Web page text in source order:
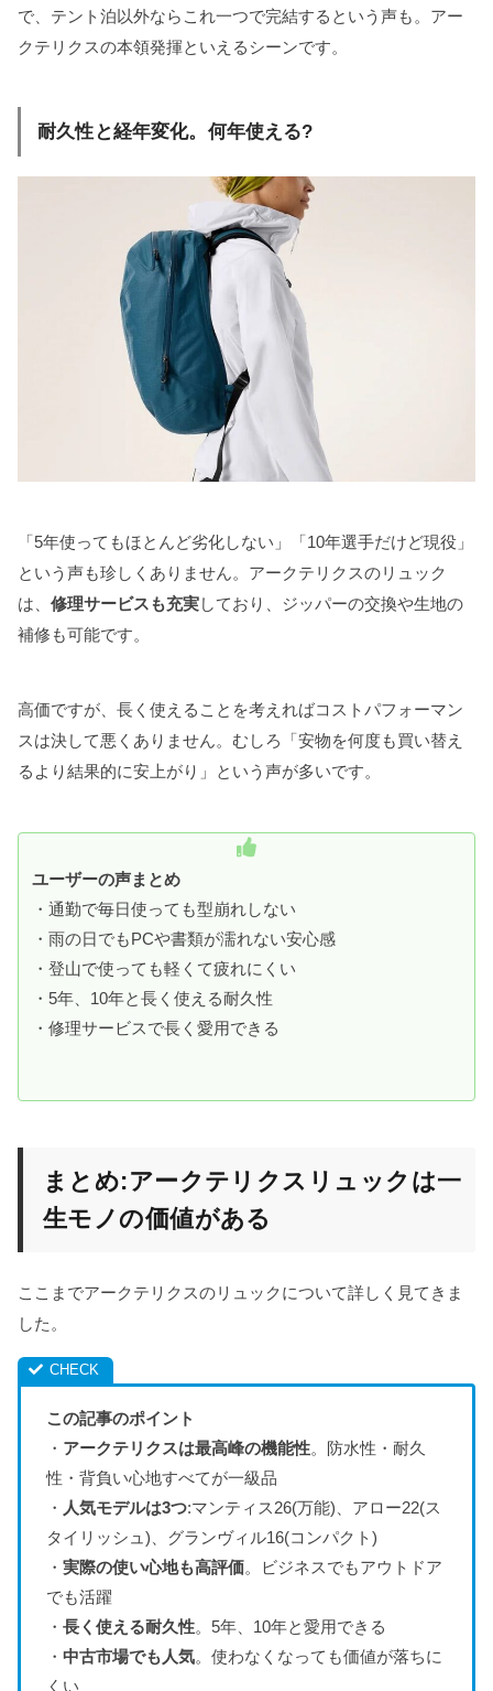
で、テント泊以外ならこれ一つで完結するという声も。アー
クテリクスの本領発揮といえるシーンです。
耐久性と経年変化。何年使える?
「5年使ってもほとんど劣化しない」「10年選手だけど現役」
という声も珍しくありません。アークテリクスのリュック
は、 修理サービスも充実しており、ジッパーの交換や生地の
補修も可能です。
高価ですが、長く使えることを考えればコストパフォーマン
スは決して悪くありません。むしろ「安物を何度も買い替え
るより結果的に安上がり」という声が多いです。
ユーザーの声まとめ
・通勤で毎日使っても型崩れしない
・雨の日でもPCや書類が濡れない安心感
・登山で使っても軽くて疲れにくい
・5年、10年と長く使える耐久性
・修理サービスで長く愛用できる
まとめ:アークテリクスリュックは一
生モノの価値がある
ここまでアークテリクスのリュックについて詳しく見てきま
した。
この記事のポイント
・ アークテリクスは最高峰の機能性。防水性・耐久
性・背負い心地すべてが一級品
・ 人気モデルは3つ:マンティス26(万能)、アロー22(ス
タイリッシュ)、グランヴィル16(コンパクト)
・ 実際の使い心地も高評価。ビジネスでもアウトドア
でも活躍
・ 長く使える耐久性。5年、10年と愛用できる
・ 中古市場でも人気。使わなくなっても価値が落ちに
くい